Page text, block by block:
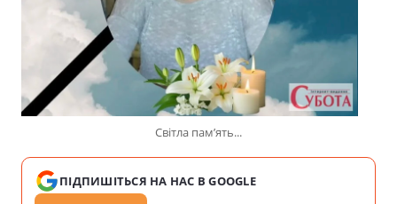
Світла памʼять...
ПІДПИШІТЬСЯ НА НАС В GOOGLE